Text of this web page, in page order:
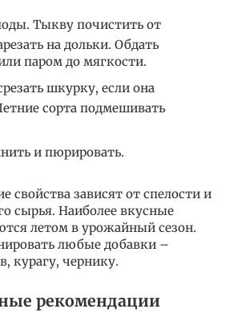
Тыкву почистить от
на дольки. Обдать
паром до мягкости.
шкурку, если она
сорта подмешивать
и пюрировать.
свойства зависят от спелости и
сырья. Наиболее вкусные
летом в урожайный сезон.
любые добавки –
курагу, чернику.
рекомендации